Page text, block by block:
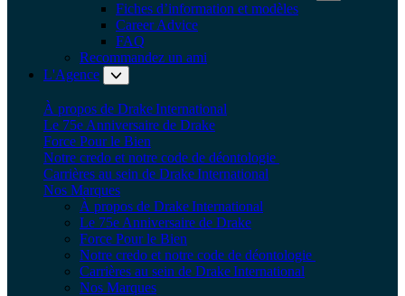
Fiches d’information et modèles
Career Advice
FAQ
Recommandez un ami
L'Agence
À propos de Drake International
Le 75e Anniversaire de Drake
Force Pour le Bien
Notre credo et notre code de déontologie
Carrières au sein de Drake International
Nos Marques
À propos de Drake International
Le 75e Anniversaire de Drake
Force Pour le Bien
Notre credo et notre code de déontologie
Carrières au sein de Drake International
Nos Marques